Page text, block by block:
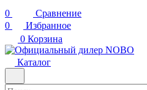
0
Сравнение
0
Избранное
0 Корзина
Каталог